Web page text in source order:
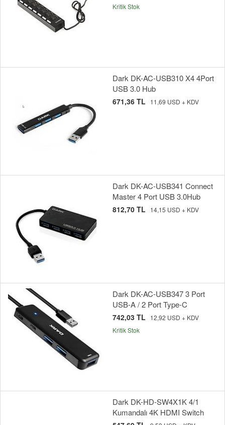
Kritik Stok
Dark DK-AC-USB310 X4 4Port
USB 3.0 Hub
671,36 TL 11,69 USD + KDV
Dark DK-AC-USB341 Connect
Master 4 Port USB 3.0Hub
812,70 TL 14,15 USD + KDV
Dark DK-AC-USB347 3 Port
USB-A / 2 Port Type-C
742,03 TL
12,92 USD + KDV
Kritik Stok
Dark DK-HD-SW4X1K 4/1
Kumandalı 4K HDMI Switch